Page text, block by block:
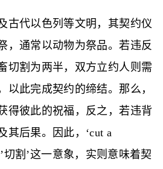
古代以色列等文明，其契约仪
，通常以动物为祭品。若违反
切割为两半，双方立约人则需
以此完成契约的缔结。那么，
得彼此的祝福，反之，若违背
其后果。因此，‘cut a
切割’这一意象，实则意味着契